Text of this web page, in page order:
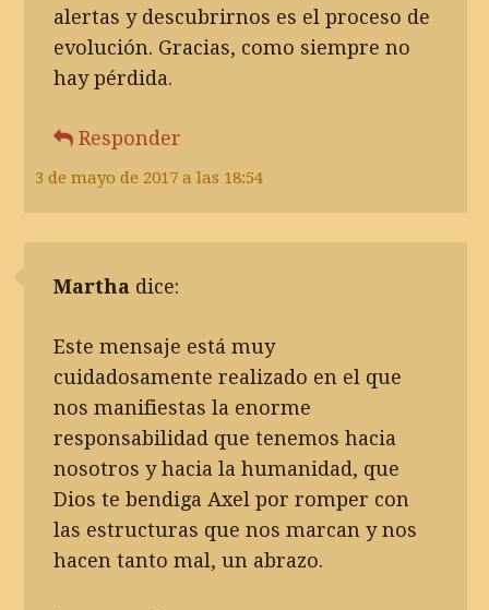
3 de mayo de 2017 a las 18:54
alertas y descubrirnos es el proceso de
evolución. Gracias, como siempre no
hay pérdida.
Responder
Martha dice:
Este mensaje está muy
cuidadosamente realizado en el que
nos manifiestas la enorme
responsabilidad que tenemos hacia
nosotros y hacia la humanidad, que
Dios te bendiga Axel por romper con
las estructuras que nos marcan y nos
hacen tanto mal, un abrazo.